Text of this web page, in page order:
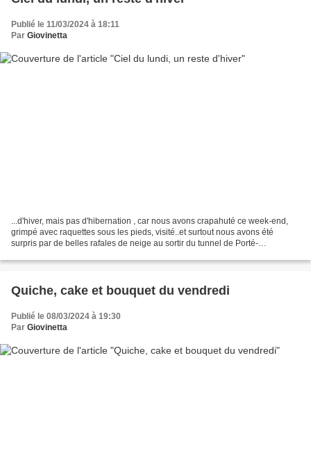
Publié le 11/03/2024 à 18:11
Par Giovinetta
...d'hiver, mais pas d'hibernation , car nous avons crapahuté ce week-end,
grimpé avec raquettes sous les pieds, visité..et surtout nous avons été
surpris par de belles rafales de neige au sortir du tunnel de Porté-
Quiche, cake et bouquet du vendredi
Publié le 08/03/2024 à 19:30
Par Giovinetta